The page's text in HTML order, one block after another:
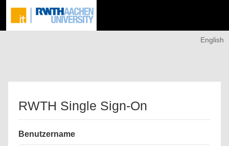
English
RWTH Single Sign-On
Benutzername